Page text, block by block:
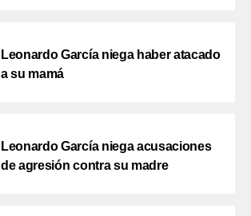
Leonardo García niega haber atacado
a su mamá
Leonardo García niega acusaciones
de agresión contra su madre